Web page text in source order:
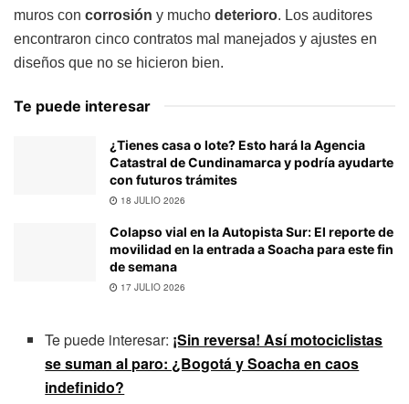
muros con corrosión y mucho deterioro. Los auditores
encontraron cinco contratos mal manejados y ajustes en
diseños que no se hicieron bien.
Te puede interesar
¿Tienes casa o lote? Esto hará la Agencia
Catastral de Cundinamarca y podría ayudarte
con futuros trámites
18 JULIO 2026
Colapso vial en la Autopista Sur: El reporte de
movilidad en la entrada a Soacha para este fin
de semana
17 JULIO 2026
Te puede interesar: ¡Sin reversa! Así motociclistas
se suman al paro: ¿Bogotá y Soacha en caos
indefinido?